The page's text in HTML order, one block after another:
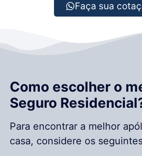
Faça sua
Como escolher o
Seguro
Para encontrar a melhor
casa, considere os